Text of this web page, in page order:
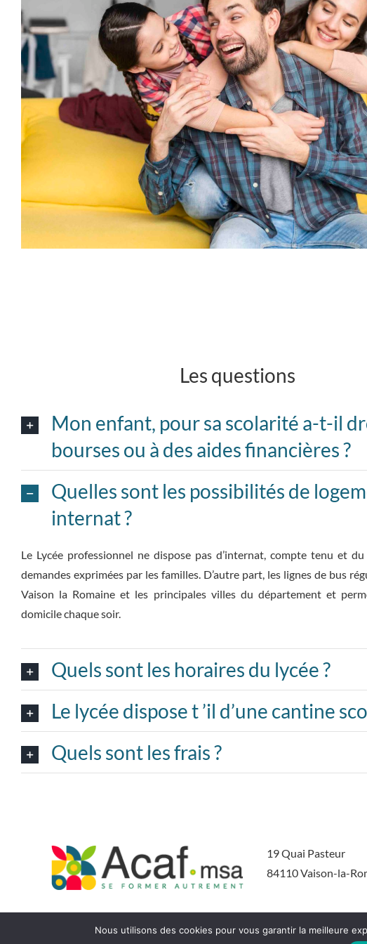
Les questions
Mon enfant, pour sa scolarité a-t-il
bourses ou à des aides financières ?
Quelles sont les possibilités de
internat ?
Le Lycée professionnel ne dispose pas d’internat, compte tenu et
demandes exprimées par les familles. D’autre part, les lignes de bus
Vaison la Romaine et les principales villes du département et
domicile chaque soir.
Quels sont les horaires du lycée ?
Le lycée dispose t ’il d’une cantine
Quels sont les frais ?
19 Quai Pasteur
84110 Vaison-la-
Nous utilisons des cookies pour vous garantir la meilleure